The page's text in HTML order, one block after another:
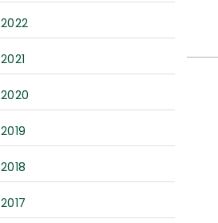
2022
2021
2020
2019
2018
2017